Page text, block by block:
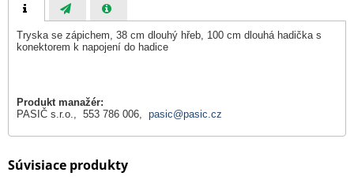
Tryska se zápichem, 38 cm dlouhý hřeb, 100 cm dlouhá hadička s
konektorem k napojení do hadice
Produkt manažér:
PASIČ s.r.o., 553 786 006, pasic@pasic.cz
Súvisiace produkty